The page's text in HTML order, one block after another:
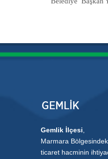
Gemlik İlçesi
Marmara
ticaret hacminin